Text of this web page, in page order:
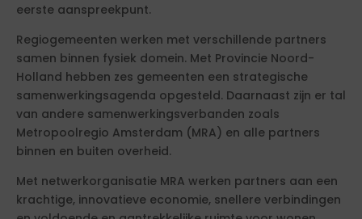
eerste aanspreekpunt.
Regiogemeenten werken met verschillende partners
samen binnen fysiek domein. Met Provincie Noord-
Holland hebben zes gemeenten een strategische
samenwerkingsagenda opgesteld. Daarnaast zijn er tal
van andere samenwerkingsverbanden zoals
Metropoolregio Amsterdam (MRA) en alle partners
binnen en buiten overheid.
Met netwerkorganisatie MRA werken partners aan een
krachtige, innovatieve economie, snellere verbindingen